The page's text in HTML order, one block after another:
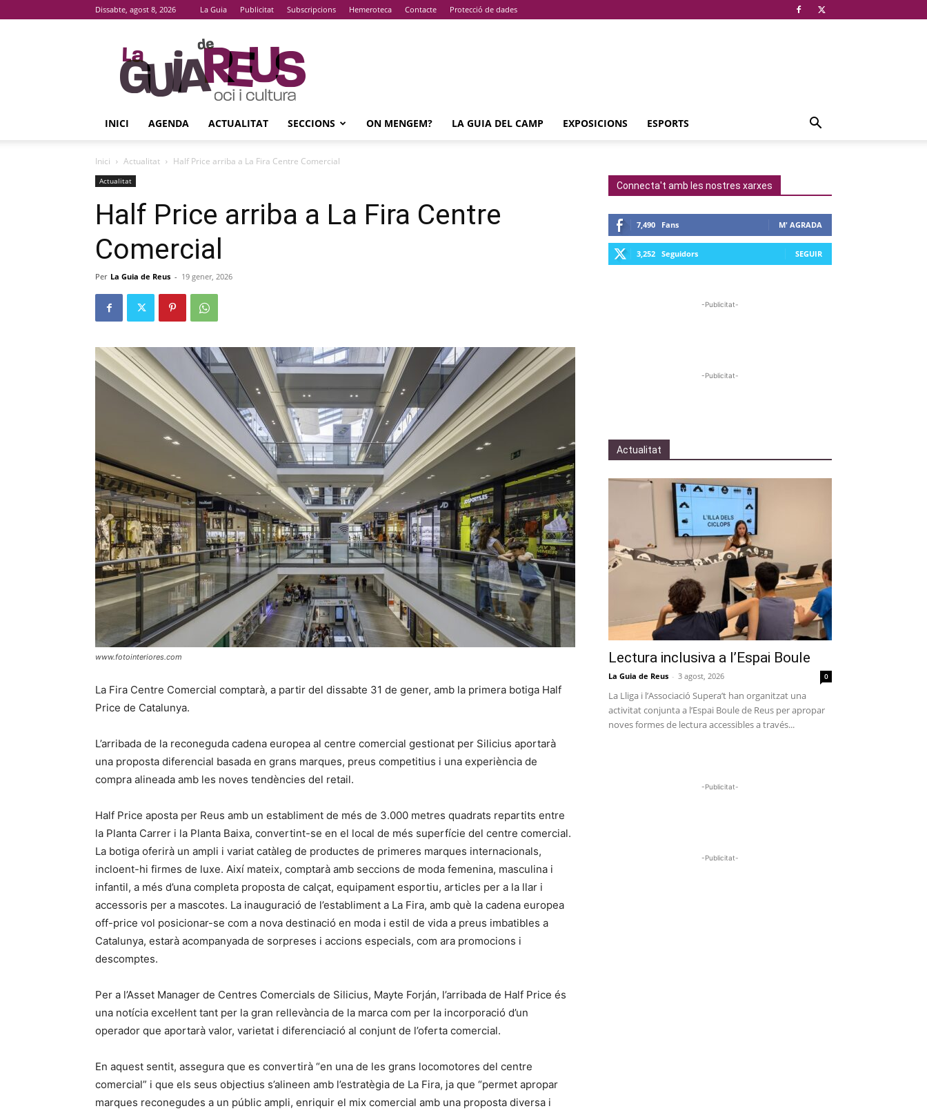
Dissabte, agost 8, 2026 La Guia Publicitat Subscripcions Hemeroteca Contacte Protecció de dades
La
Guia
De
Reus
INICI AGENDA ACTUALITAT SECCIONS ON MENGEM? LA GUIA DEL CAMP EXPOSICIONS ESPORTS
Inici Actualitat Half Price arriba a La Fira Centre Comercial
Actualitat
Half Price arriba a La Fira Centre
Comercial
Per La Guia de Reus - 19 gener, 2026
www.fotointeriores.com
La Fira Centre Comercial comptarà, a partir del dissabte 31 de gener, amb la primera botiga Half
Price de Catalunya.
L’arribada de la reconeguda cadena europea al centre comercial gestionat per Silicius aportarà
una proposta diferencial basada en grans marques, preus competitius i una experiència de
compra alineada amb les noves tendències del retail.
Half Price aposta per Reus amb un establiment de més de 3.000 metres quadrats repartits entre
la Planta Carrer i la Planta Baixa, convertint-se en el local de més superfície del centre comercial.
La botiga oferirà un ampli i variat catàleg de productes de primeres marques internacionals,
incloent-hi firmes de luxe. Així mateix, comptarà amb seccions de moda femenina, masculina i
infantil, a més d’una completa proposta de calçat, equipament esportiu, articles per a la llar i
accessoris per a mascotes. La inauguració de l’establiment a La Fira, amb què la cadena europea
off-price vol posicionar-se com a nova destinació en moda i estil de vida a preus imbatibles a
Catalunya, estarà acompanyada de sorpreses i accions especials, com ara promocions i
descomptes.
Per a l’Asset Manager de Centres Comercials de Silicius, Mayte Forján, l’arribada de Half Price és
una notícia excel·lent tant per la gran rellevància de la marca com per la incorporació d’un
operador que aportarà valor, varietat i diferenciació al conjunt de l’oferta comercial.
En aquest sentit, assegura que es convertirà “en una de les grans locomotores del centre
comercial” i que els seus objectius s’alineen amb l’estratègia de La Fira, ja que “permet apropar
marques reconegudes a un públic ampli, enriquir el mix comercial amb una proposta diversa i
Connecta't amb les nostres xarxes
7,490 Fans M' AGRADA
3,252 Seguidors SEGUIR
-Publicitat-
-Publicitat-
Actualitat
Lectura inclusiva a l’Espai Boule
La Guia de Reus - 3 agost, 2026 0
La Lliga i l’Associació Supera’t han organitzat una
activitat conjunta a l’Espai Boule de Reus per apropar
noves formes de lectura accessibles a través...
-Publicitat-
-Publicitat-